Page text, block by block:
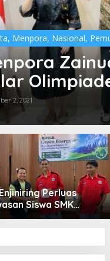
, Menpora, Nasional,
2, 2021
Perluas
Siswa SMK
Tantangan